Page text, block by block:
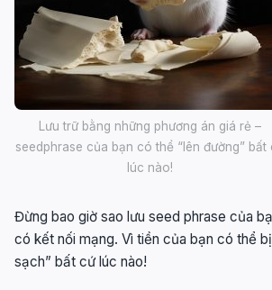
Lưu trữ bằng những phương án giá rẻ –
seedphrase của bạn có thể “lên đường” bất
lúc nào!
Đừng bao giờ sao lưu seed phrase của
có kết nối mạng. Vì tiền của bạn có thể
sạch” bất cứ lúc nào!